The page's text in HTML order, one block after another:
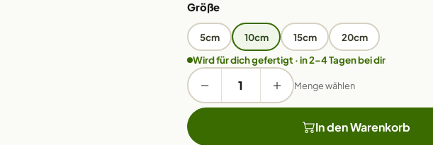
Größe
5cm 10cm 15cm
20cm
Wird für dich gefertigt · in 2–4 Tagen bei dir
Menge wählen
In den Warenkorb